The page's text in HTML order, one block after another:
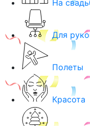
На
Для
Полеты
Красота